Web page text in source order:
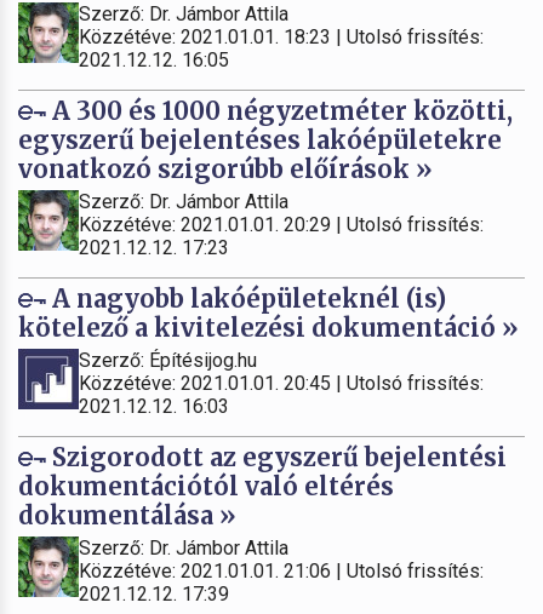
Szerző: Dr. Jámbor Attila
Közzétéve: 2021.01.01. 18:23 | Utolsó frissítés:
2021.12.12. 16:05
A 300 és 1000 négyzetméter közötti,
egyszerű bejelentéses lakóépületekre
vonatkozó szigorúbb előírások »
Szerző: Dr. Jámbor Attila
Közzétéve: 2021.01.01. 20:29 | Utolsó frissítés:
2021.12.12. 17:23
A nagyobb lakóépületeknél (is)
kötelező a kivitelezési dokumentáció »
Szerző: Építésijog.hu
Közzétéve: 2021.01.01. 20:45 | Utolsó frissítés:
2021.12.12. 16:03
Szigorodott az egyszerű bejelentési
dokumentációtól való eltérés
dokumentálása »
Szerző: Dr. Jámbor Attila
Közzétéve: 2021.01.01. 21:06 | Utolsó frissítés:
2021.12.12. 17:39